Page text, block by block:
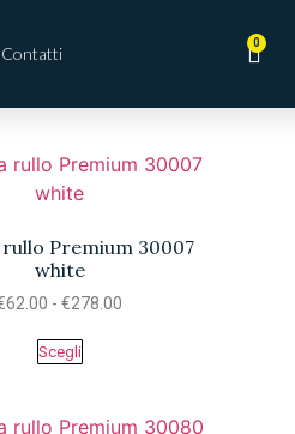
Contatti
0
Premium 30007
white
62.00 - €278.00
Scegli